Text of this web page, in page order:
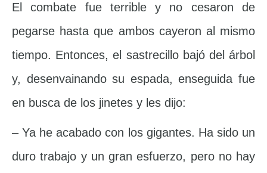
El combate fue terrible y no cesaron de
pegarse hasta que ambos cayeron al mismo
tiempo. Entonces, el sastrecillo bajó del árbol
y, desenvainando su espada, enseguida fue
en busca de los jinetes y les dijo:
– Ya he acabado con los gigantes. Ha sido un
duro trabajo y un gran esfuerzo, pero no hay